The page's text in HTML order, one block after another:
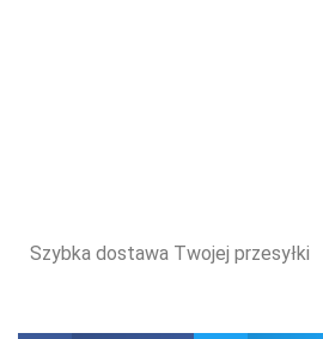
Szybka dostawa Twojej przesyłki